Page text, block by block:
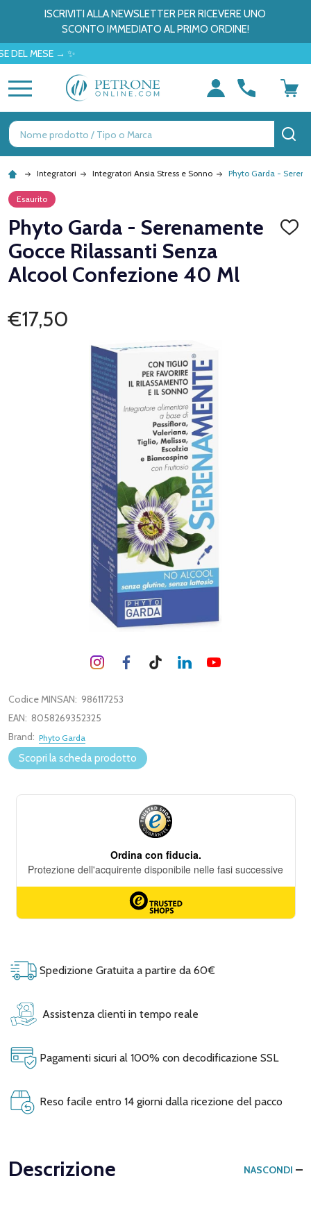
ISCRIVITI ALLA NEWSLETTER PER RICEVERE UNO
SCONTO IMMEDIATO AL PRIMO ORDINE!
→ ✨
Ricerca
Integratori Integratori Ansia Stress e Sonno Phyto Garda -
Esaurito
Phyto Garda - Serenamente
Gocce Rilassanti Senza
Alcool Confezione 40 Ml
€17,50
Codice MINSAN: 986117253
EAN: 8058269352325
Brand: Phyto Garda
Scopri la scheda prodotto
Spedizione Gratuita a partire da 60€
Assistenza clienti in tempo reale
Pagamenti sicuri al 100% con decodificazione SSL
Reso facile entro 14 giorni dalla ricezione del pacco
Descrizione NASCONDI